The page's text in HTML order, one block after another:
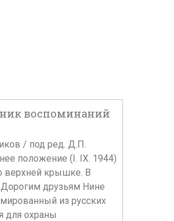
воспоминаний
/ под ред. Д.П.
положение (I. IX. 1944)
верхней крышке. В
друзьям Нине
из русских
для охраны